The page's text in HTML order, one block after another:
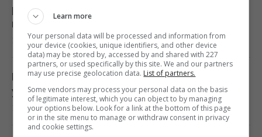
риба івасі і чому українці її більше не
побачать
18:35 неділя, 09 серпня 2026
Міжнародну космічну станцію не залишать
у космосі: її навмисно знищать
18:34 неділя, 09 серпня 2026
Learn more
Your personal data will be processed and information from
your device (cookies, unique identifiers, and other device
data) may be stored by, accessed by and shared with 227
partners, or used specifically by this site. We and our partners
may use precise geolocation data. List of partners.
Some vendors may process your personal data on the basis
of legitimate interest, which you can object to by managing
your options below. Look for a link at the bottom of this page
or in the site menu to manage or withdraw consent in privacy
and cookie settings.